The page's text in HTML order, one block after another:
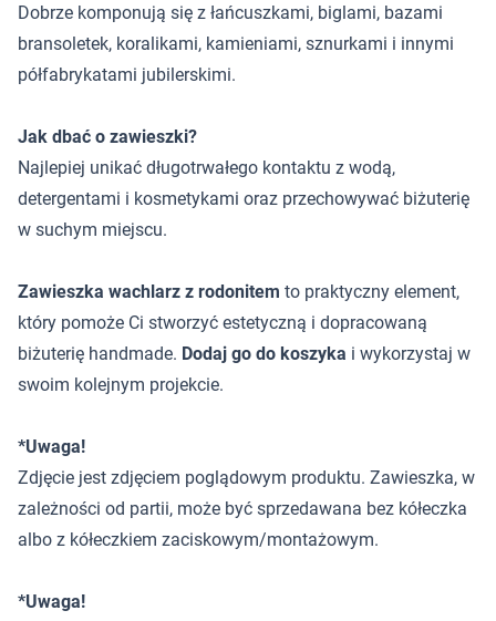
Dobrze komponują się z łańcuszkami, biglami, bazami
bransoletek, koralikami, kamieniami, sznurkami i innymi
półfabrykatami jubilerskimi.
Jak dbać o zawieszki?
Najlepiej unikać długotrwałego kontaktu z wodą,
detergentami i kosmetykami oraz przechowywać biżuterię
w suchym miejscu.
Zawieszka wachlarz z rodonitem to praktyczny element,
który pomoże Ci stworzyć estetyczną i dopracowaną
biżuterię handmade. Dodaj go do koszyka i wykorzystaj w
swoim kolejnym projekcie.
*Uwaga!
Zdjęcie jest zdjęciem poglądowym produktu. Zawieszka, w
zależności od partii, może być sprzedawana bez kółeczka
albo z kółeczkiem zaciskowym/montażowym.
*Uwaga!